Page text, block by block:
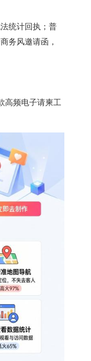
统计回执；普
务风邀请函，
高频电子请柬工